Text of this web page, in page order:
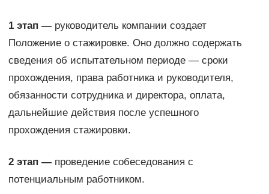
1 этап —руководитель компании создает
Положение о стажировке. Оно должно содержать
сведения об испытательном периоде — сроки
прохождения, права работника и руководителя,
обязанности сотрудника и директора, оплата,
дальнейшие действия после успешного
прохождения стажировки.
2 этап —проведение собеседования с
потенциальным работником.